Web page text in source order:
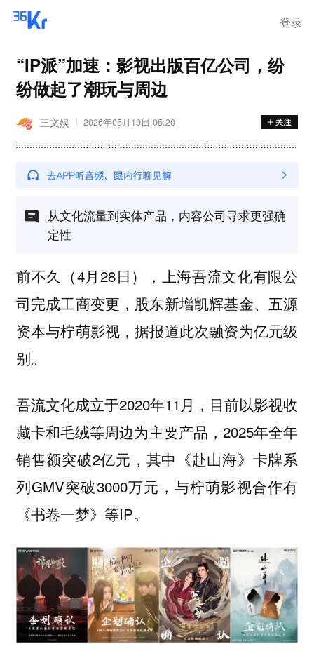
登录
“IP派”加速：影视出版百亿公司，纷
纷做起了潮玩与周边
三文娱 2026年05月19日 05:20
从文化流量到实体产品，内容公司寻求更强确
定性
前不久（4月28日），上海吾流文化有限公
司完成工商变更，股东新增凯辉基金、五源
资本与柠萌影视，据报道此次融资为亿元级
别。
吾流文化成立于2020年11月，目前以影视收
藏卡和毛绒等周边为主要产品，2025年全年
销售额突破2亿元，其中《赴山海》卡牌系
列GMV突破3000万元，与柠萌影视合作有
《书卷一梦》等IP。